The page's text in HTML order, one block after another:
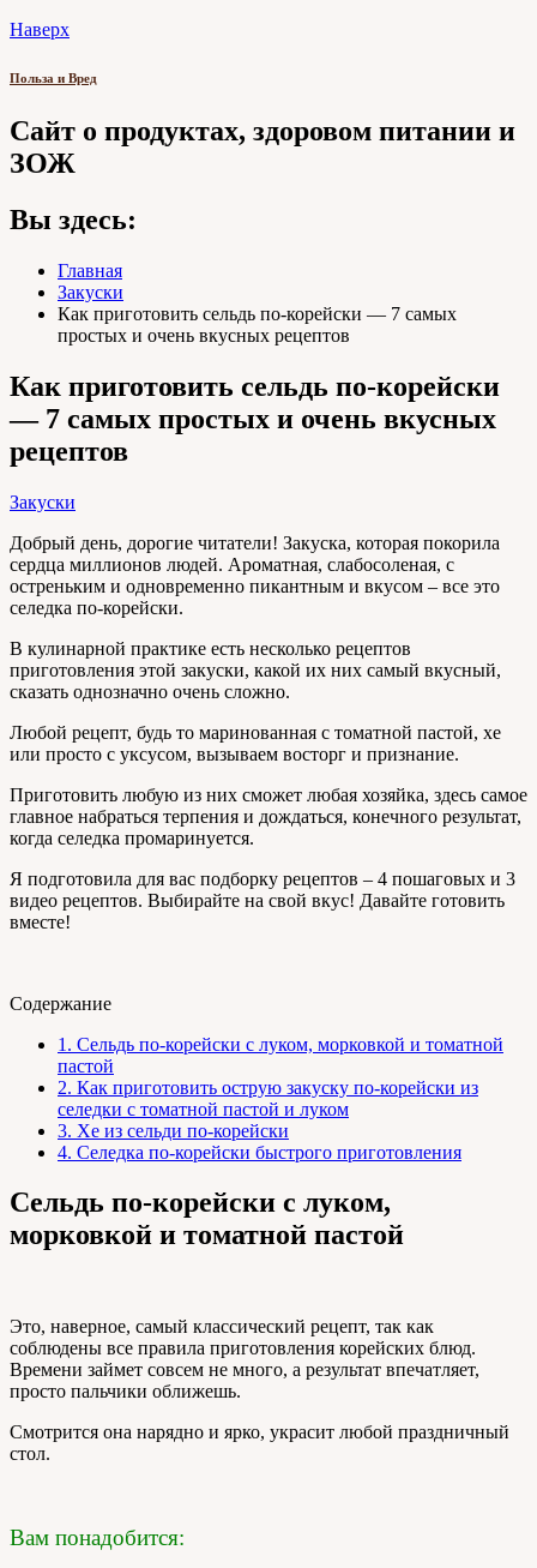
Наверх
Польза и Вред
Сайт о продуктах, здоровом питании и
ЗОЖ
Вы здесь:
Главная
Закуски
Как приготовить сельдь по-корейски — 7 самых
простых и очень вкусных рецептов
Как приготовить сельдь по-корейски
— 7 самых простых и очень вкусных
рецептов
Закуски
Добрый день, дорогие читатели! Закуска, которая покорила
сердца миллионов людей. Ароматная, слабосоленая, с
остреньким и одновременно пикантным и вкусом – все это
селедка по-корейски.
В кулинарной практике есть несколько рецептов
приготовления этой закуски, какой их них самый вкусный,
сказать однозначно очень сложно.
Любой рецепт, будь то маринованная с томатной пастой, хе
или просто с уксусом, вызываем восторг и признание.
Приготовить любую из них сможет любая хозяйка, здесь самое
главное набраться терпения и дождаться, конечного результат,
когда селедка промаринуется.
Я подготовила для вас подборку рецептов – 4 пошаговых и 3
видео рецептов. Выбирайте на свой вкус! Давайте готовить
вместе!
Содержание
1. Сельдь по-корейски с луком, морковкой и томатной
пастой
2. Как приготовить острую закуску по-корейски из
селедки с томатной пастой и луком
3. Хе из сельди по-корейски
4. Селедка по-корейски быстрого приготовления
Сельдь по-корейски с луком,
морковкой и томатной пастой
Это, наверное, самый классический рецепт, так как
соблюдены все правила приготовления корейских блюд.
Времени займет совсем не много, а результат впечатляет,
просто пальчики оближешь.
Смотрится она нарядно и ярко, украсит любой праздничный
стол.
Вам понадобится: